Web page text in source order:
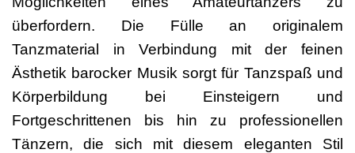
überfordern. Die Fülle an originalem
Tanzmaterial in Verbindung mit der feinen
Ästhetik barocker Musik sorgt für Tanzspaß und
Körperbildung bei Einsteigern und
Fortgeschrittenen bis hin zu professionellen
Tänzern, die sich mit diesem eleganten Stil